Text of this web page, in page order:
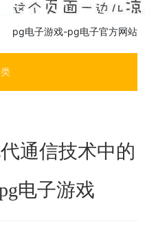
pg电子游戏-pg电子官方网站
通信技术中的
电子游戏